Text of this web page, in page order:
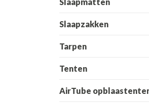
Slaapzakken
Tarpen
Tenten
AirTube